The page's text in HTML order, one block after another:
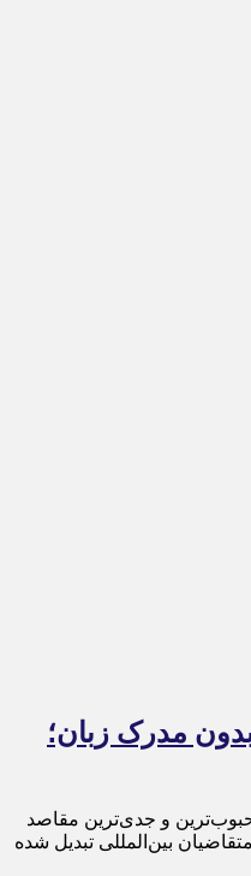
مدرک زبان؛
و جدی‌ترین مقاصد
بین‌المللی تبدیل شده